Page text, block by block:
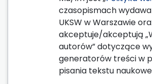
czasopismach
UKSW w Warszawie
akceptuje/akceptują
autorów” dotyczące
generatorów treści w
pisania tekstu